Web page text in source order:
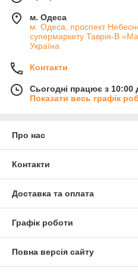
м. Одеса
м. Одеса, проспект
супермаркету Таврія-В
Україна
Контакти
Сьогодні працює з 10:00
Показати весь графік
Про нас
Контакти
Доставка та оплата
Графік роботи
Повна версія сайту